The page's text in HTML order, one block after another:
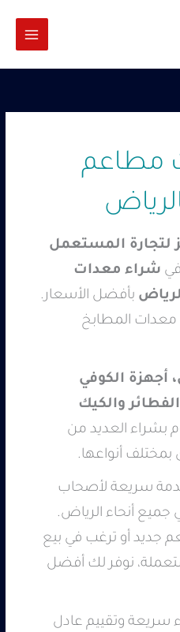
مطاعم
لتجارة المستعمل
شراء معدات
بأفضل الأسعار.
معدات المطابخ
أجهزة الكوفي
والكيك
بشراء العديد من
أنواعها.
سريعة لأصحاب
جميع أنحاء الرياض.
أو ترغب في بيع
نوفر لك أفضل
سريعة وتقييم عادل